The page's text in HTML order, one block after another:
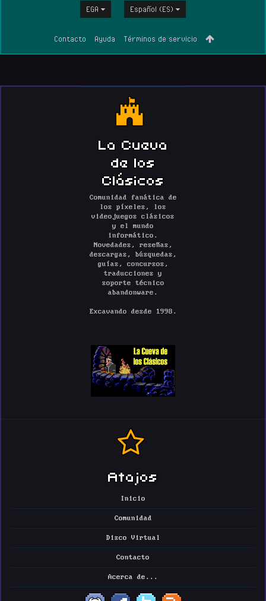
EGA Español (ES)
Contacto Ayuda Términos de servicio
La Cueva
de los
Clásicos
Comunidad fanática de
los píxeles, los
videojuegos clásicos
y el mundo
informático.
Novedades, reseñas,
descargas, búsquedas,
guías, concursos,
traducciones y
soporte técnico
abandonware.
Excavando desde 1998.
Atajos
Inicio
Comunidad
Disco Virtual
Contacto
Acerca de...